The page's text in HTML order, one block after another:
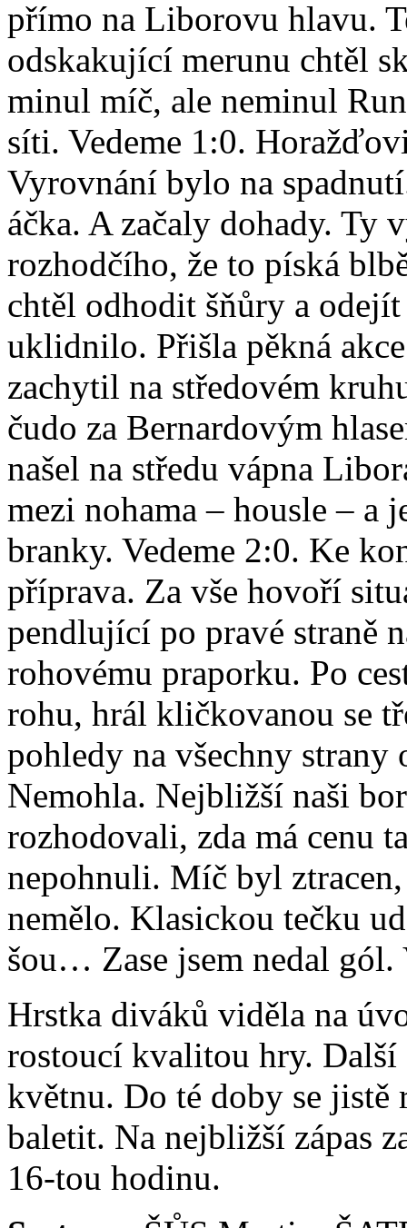
přímo na Liborovu hlavu.
odskakující merunu chtěl
minul míč, ale neminul
síti. Vedeme 1:0.
Vyrovnání bylo na
áčka. A začaly dohady. Ty
rozhodčího, že to píská
chtěl odhodit šňůry a
uklidnilo. Přišla pěkná
zachytil na středovém
čudo za Bernardovým
našel na středu vápna
mezi nohama – housle – a
branky. Vedeme 2:0. Ke
příprava. Za vše hovoří
pendlující po pravé straně
rohovému praporku. Po
rohu, hrál kličkovanou se
pohledy na všechny strany
Nemohla. Nejbližší naši
rozhodovali, zda má cenu
nepohnuli. Míč byl
nemělo. Klasickou tečku
šou… Zase jsem nedal
Hrstka diváků viděla na
rostoucí kvalitou hry. Další
květnu. Do té doby se jistě
baletit. Na nejbližší zápas
16-tou hodinu.